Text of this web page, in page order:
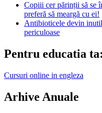
Copiii cer părinții să se
preferă să meargă cu ei!
Antibioticele devin
periculoase
Pentru educatia ta:
Cursuri online in engleza
Arhive Anuale